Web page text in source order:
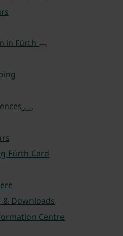
in Fürth
Fürth Card
& Downloads
Centre